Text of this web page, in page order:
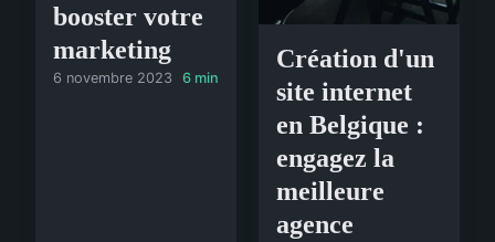
booster votre
marketing
6 novembre 2023 6 min
Création d'un
site internet
en Belgique :
engagez la
meilleure
agence